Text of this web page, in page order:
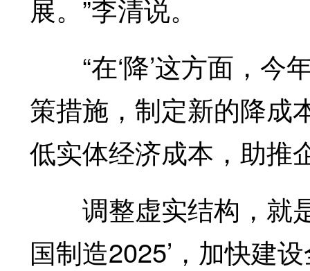
展。”李清说。
“在‘降’这方面，今
策措施，制定新的降成
低实体经济成本，助推
调整虚实结构，就是
国制造2025’，加快建